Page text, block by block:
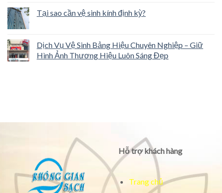
Tại sao cần vệ sinh kính định kỳ?
Dịch Vụ Vệ Sinh Bảng Hiệu Chuyên Nghiệp – Giữ
Hình Ảnh Thương Hiệu Luôn Sáng Đẹp
Hỗ trợ khách hàng
Trang chủ